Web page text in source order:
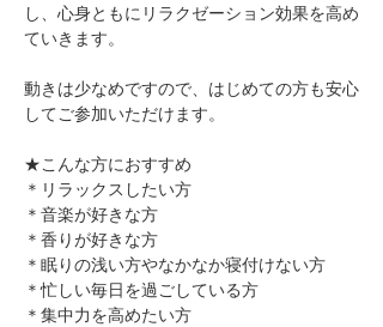
し、心身ともにリラクゼーション効果を高め
ていきます。​
​​動きは少なめですので、はじめての方も安心
してご参加いただけます。
★こんな方におすすめ
＊リラックスしたい方
＊音楽が好きな方
​＊香りが好きな方
＊眠りの浅い方やなかなか寝付けない方
＊忙しい毎日を過ごしている方
＊集中力を高めたい方